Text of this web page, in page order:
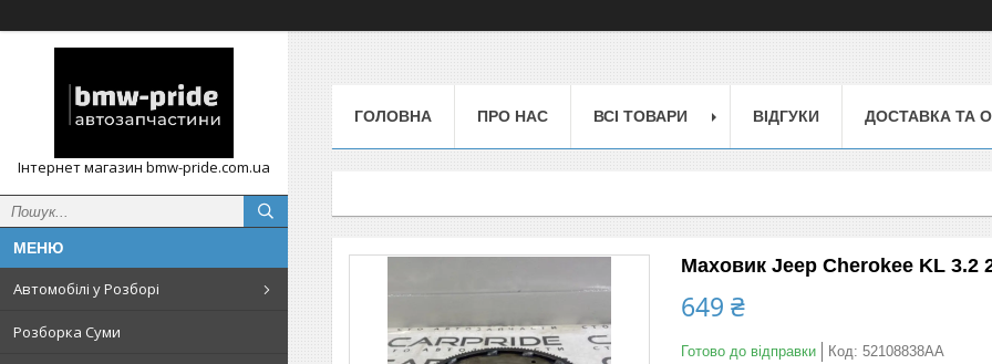
Інтернет магазин bmw-pride.com.ua
Автомобілі у Розборі
Розборка Суми
ГОЛОВНА ПРО НАС ВСІ ТОВАРИ ВІДГУКИ ДОСТАВКА ТА
Маховик Jeep Cherokee KL 3.2
649 ₴
Готово до відправки Код: 52108838AA